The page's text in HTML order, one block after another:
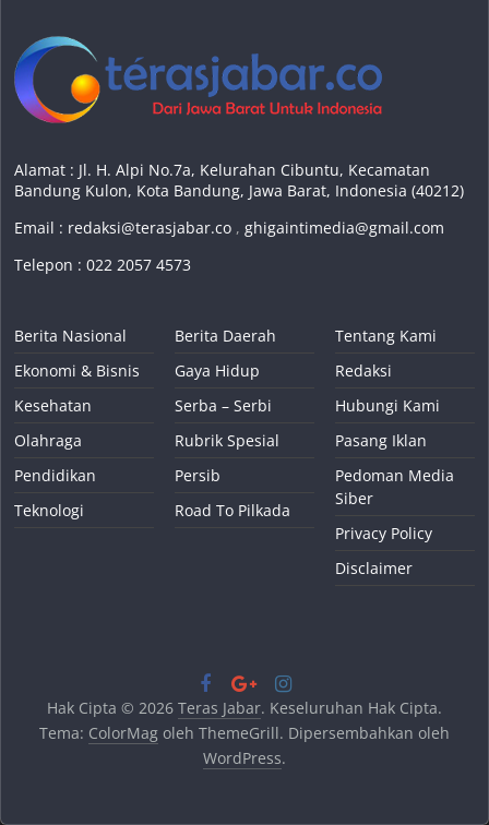
Alamat : Jl. H. Alpi No.7a, Kelurahan Cibuntu, Kecamatan
Bandung Kulon, Kota Bandung, Jawa Barat, Indonesia (40212)
Email : redaksi@terasjabar.co ,ghigaintimedia@gmail.com
Telepon : 022 2057 4573
Berita Nasional
Ekonomi & Bisnis
Kesehatan
Olahraga
Pendidikan
Teknologi
Berita Daerah
Gaya Hidup
Serba – Serbi
Rubrik Spesial
Persib
Road To Pilkada
Tentang Kami
Redaksi
Hubungi Kami
Pasang Iklan
Pedoman Media
Siber
Privacy Policy
Disclaimer
Hak Cipta © 2026 Teras Jabar. Keseluruhan Hak Cipta.
Tema: ColorMagoleh ThemeGrill. Dipersembahkan oleh
WordPress.